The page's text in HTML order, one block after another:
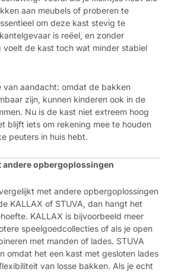
aan meubels of proberen te
om deze kast stevig te
is reëel, en zonder
voelt de kast toch wat minder stabiel
van aandacht: omdat de bakken
zijn, kunnen kinderen ook in de
Nu is de kast niet extreem hoog
blijft iets om rekening mee te houden
peuters in huis hebt.
andere opbergoplossingen
met andere opbergoplossingen
KALLAX of STUVA, dan hangt het
KALLAX is bijvoorbeeld meer
speelgoedcollecties of als je open
met manden of lades. STUVA
omdat het een kast met gesloten lades
van losse bakken. Als je echt